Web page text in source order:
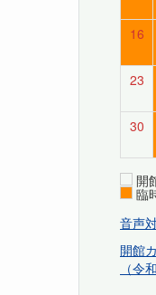
16
23
30
開
臨
音声
開館
（令